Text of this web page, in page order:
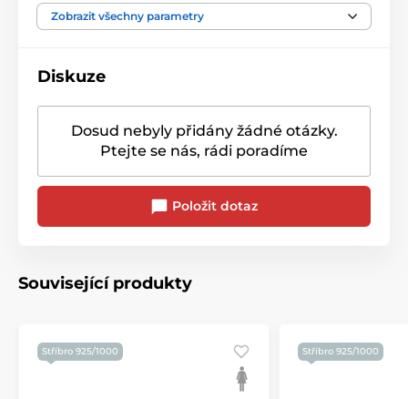
Barva kamene
Zobrazit všechny parametry
Diskuze
Dosud nebyly přidány žádné otázky.
Ptejte se nás, rádi poradíme
Položit dotaz
Související produkty
Stříbro 925/1000 Stříbro 925/1000